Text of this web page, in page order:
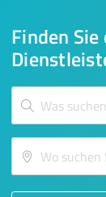
Finden